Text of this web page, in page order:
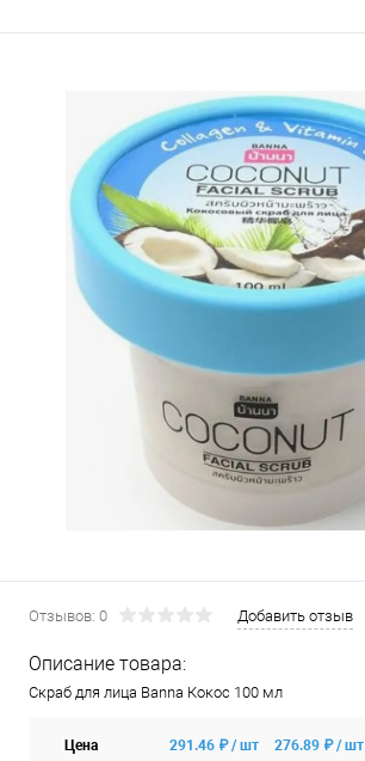
Отзывов: 0 Добавить отзыв
Описание товара:
Скраб для лица Banna Кокос 100 мл
Цена
291.46 ₽ / шт
276.89 ₽ / шт